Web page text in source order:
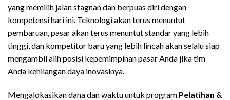
yang memilih jalan stagnan dan berpuas diri dengan
kompetensi hari ini. Teknologi akan terus menuntut
pembaruan, pasar akan terus menuntut standar yang lebih
tinggi, dan kompetitor baru yang lebih lincah akan selalu siap
mengambil alih posisi kepemimpinan pasar Anda jika tim
Anda kehilangan daya inovasinya.
Mengalokasikan dana dan waktu untuk program Pelatihan &